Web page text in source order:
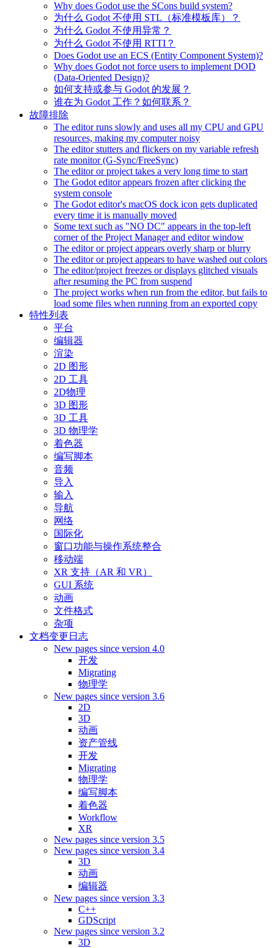
Why does Godot use the SCons build system?
为什么 Godot 不使用 STL（标准模板库）？
为什么 Godot 不使用异常？
为什么 Godot 不使用 RTTI？
Does Godot use an ECS (Entity Component System)?
Why does Godot not force users to implement DOD
(Data-Oriented Design)?
如何支持或参与 Godot 的发展？
谁在为 Godot 工作？如何联系？
故障排除
The editor runs slowly and uses all my CPU and GPU
resources, making my computer noisy
The editor stutters and flickers on my variable refresh
rate monitor (G-Sync/FreeSync)
The editor or project takes a very long time to start
The Godot editor appears frozen after clicking the
system console
The Godot editor's macOS dock icon gets duplicated
every time it is manually moved
Some text such as "NO DC" appears in the top-left
corner of the Project Manager and editor window
The editor or project appears overly sharp or blurry
The editor or project appears to have washed out colors
The editor/project freezes or displays glitched visuals
after resuming the PC from suspend
The project works when run from the editor, but fails to
load some files when running from an exported copy
特性列表
平台
编辑器
渲染
2D 图形
2D 工具
2D物理
3D 图形
3D 工具
3D 物理学
着色器
编写脚本
音频
导入
输入
导航
网络
国际化
窗口功能与操作系统整合
移动端
XR 支持（AR 和 VR）
GUI 系统
动画
文件格式
杂项
文档变更日志
New pages since version 4.0
开发
Migrating
物理学
New pages since version 3.6
2D
3D
动画
资产管线
开发
Migrating
物理学
编写脚本
着色器
Workflow
XR
New pages since version 3.5
New pages since version 3.4
3D
动画
编辑器
New pages since version 3.3
C++
GDScript
New pages since version 3.2
3D